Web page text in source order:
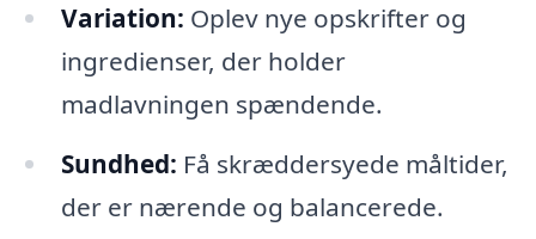
Variation: Oplev nye opskrifter og
ingredienser, der holder
madlavningen spændende.
Sundhed: Få skræddersyede måltider,
der er nærende og balancerede.